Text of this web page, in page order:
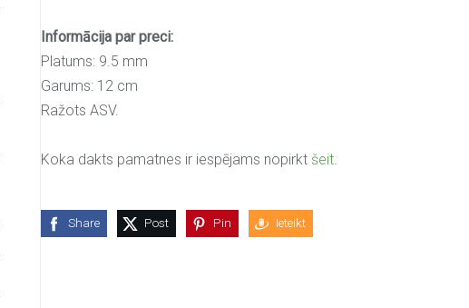
Informācija par preci:
Platums: 9.5 mm
Garums: 12 cm
Ražots ASV.
Koka dakts pamatnes ir iespējams nopirkt šeit.
Share Post Pin Ieteikt